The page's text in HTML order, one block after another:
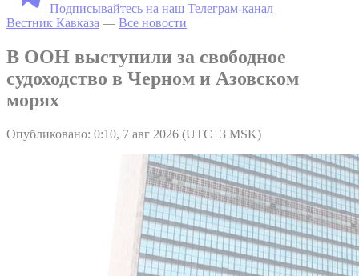
Подписывайтесь на наш Телеграм-канал
Вестник Кавказа — Все новости
В ООН выступили за свободное
судоходство в Черном и Азовском
морях
Опубликовано: 0:10, 7 авг 2026 (UTC+3 MSK)